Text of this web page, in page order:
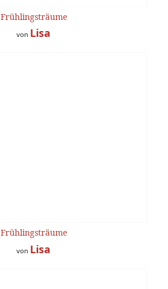
Frühlingsträume
von Lisa
Frühlingsträume
von Lisa